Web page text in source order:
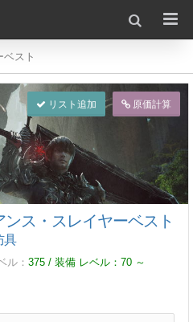
スト
リスト追加 原価計算
ンス・スレイヤーベスト
具
ル： 375 / 装備 レベル： 70 ～